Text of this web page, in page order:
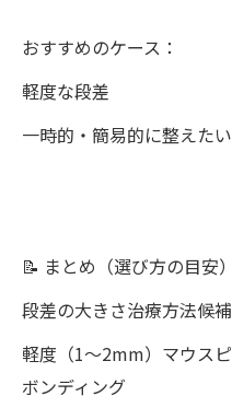
おすすめのケース：
軽度な段差
一時的・簡易的に整えたい
📝 まとめ（選び方の目安）
段差の大きさ治療方法候補
軽度（1〜2mm）マウス
ボンディング